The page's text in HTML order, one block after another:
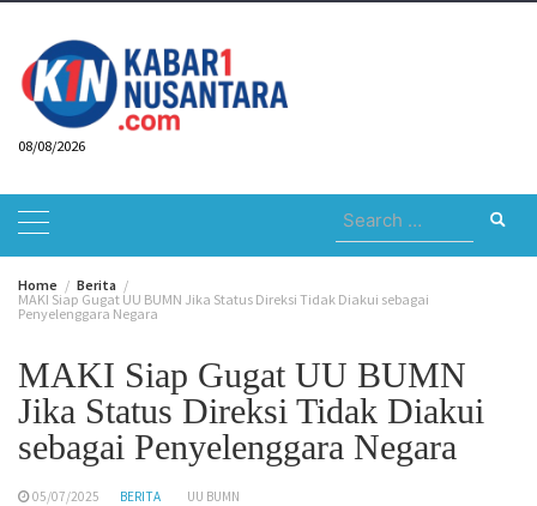
content
08/08/2026
Search
for:
Home
Berita
MAKI Siap Gugat UU BUMN Jika Status Direksi Tidak Diakui sebagai
Penyelenggara Negara
MAKI Siap Gugat UU BUMN
Jika Status Direksi Tidak Diakui
sebagai Penyelenggara Negara
05/07/2025 BERITA UU BUMN